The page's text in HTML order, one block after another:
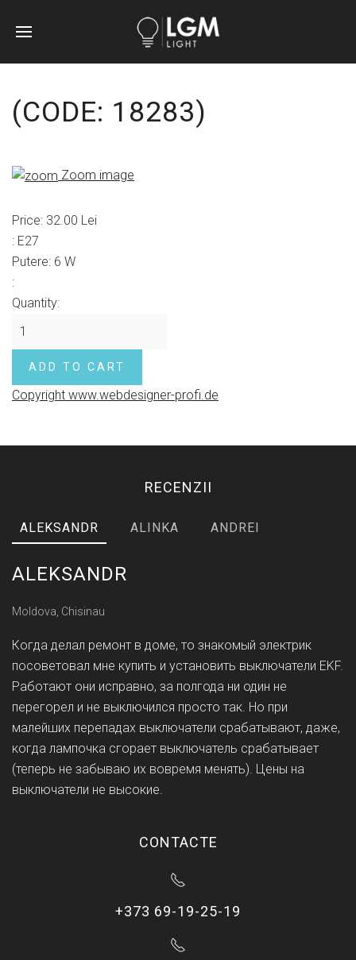
(CODE: 18283)
Zoom image
Price: 32.00 Lei
: Е27
Putere: 6 W
:
Quantity:
Copyright www.webdesigner-profi.de
RECENZII
ALEKSANDR ALINKA ANDREI
ALEKSANDR
Moldova, Chisinau
Когда делал ремонт в доме, то знакомый электрик
посоветовал мне купить и установить выключатели EKF.
Работают они исправно, за полгода ни один не
перегорел и не выключился просто так. Но при
малейших перепадах выключатели срабатывают, даже,
когда лампочка сгорает выключатель срабатывает
(теперь не забываю их вовремя менять). Цены на
выключатели не высокие.
CONTACTE
+373 69-19-25-19